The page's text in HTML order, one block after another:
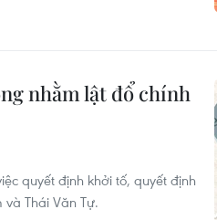
nhằm lật đổ chính
quyết định khởi tố, quyết định
Thái Văn Tự.